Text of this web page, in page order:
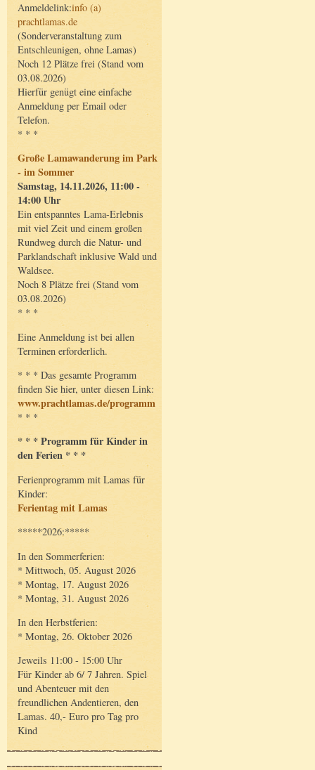
Anmeldelink:info (a)
prachtlamas.de
(Sonderveranstaltung zum
Entschleunigen, ohne Lamas)
Noch 12 Plätze frei (Stand vom
03.08.2026)
Hierfür genügt eine einfache
Anmeldung per Email oder
Telefon.
* * *
Große Lamawanderung im Park
- im Sommer
Samstag, 14.11.2026, 11:00 -
14:00 Uhr
Ein entspanntes Lama-Erlebnis
mit viel Zeit und einem großen
Rundweg durch die Natur- und
Parklandschaft inklusive Wald und
Waldsee.
Noch 8 Plätze frei (Stand vom
03.08.2026)
* * *
Eine Anmeldung ist bei allen
Terminen erforderlich.
* * * Das gesamte Programm
finden Sie hier, unter diesen Link:
www.prachtlamas.de/programm
* * *
* * * Programm für Kinder in
den Ferien * * *
Ferienprogramm mit Lamas für
Kinder:
Ferientag mit Lamas
*****2026:*****
In den Sommerferien:
* Mittwoch, 05. August 2026
* Montag, 17. August 2026
* Montag, 31. August 2026
In den Herbstferien:
* Montag, 26. Oktober 2026
Jeweils 11:00 - 15:00 Uhr
Für Kinder ab 6/ 7 Jahren. Spiel
und Abenteuer mit den
freundlichen Andentieren, den
Lamas. 40,- Euro pro Tag pro
Kind